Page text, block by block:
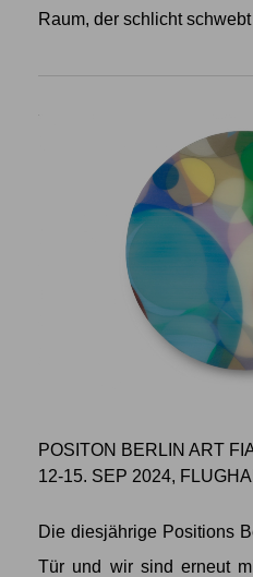
Raum, der schlicht schwebt
POSITON BERLIN ART
12-15. SEP 2024,
Die diesjährige Positions
Tür und wir sind erneut